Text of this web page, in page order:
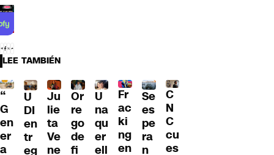
LEE TAMBIÉN
“
G
en
er
a
U
DI
en
tr
eg
Ju
lie
ta
Ve
ne
Or
re
go
de
fi
U
na
qu
er
ell
Fr
ac
ki
ng
en
Se
es
pe
ra
n
C
N
C
cu
es